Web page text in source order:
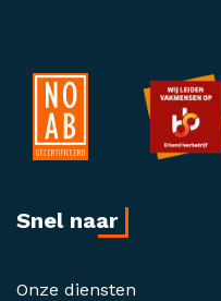
Snel naar
Onze diensten